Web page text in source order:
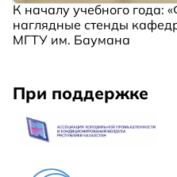
К началу учебного года:
наглядные стенды
МГТУ им. Баумана
При поддержке